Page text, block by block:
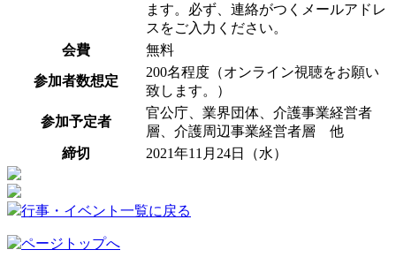
ます。必ず、連絡がつくメールアドレ
スをご入力ください。
会費
無料
参加者数想定
200名程度（オンライン視聴をお願い
致します。）
参加予定者
官公庁、業界団体、介護事業経営者
層、介護周辺事業経営者層 他
締切
2021年11月24日（水）
行事・イベント一覧に戻る